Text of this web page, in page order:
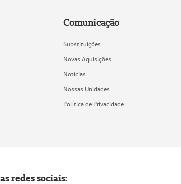
Comunicação
Substituições
Novas Aquisições
Notícias
Nossas Unidades
Política de Privacidade
redes sociais: